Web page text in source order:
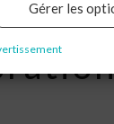
Gérer les
et